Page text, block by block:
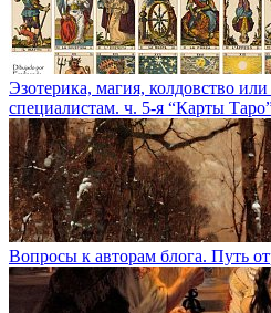
Эзотерика, магия, колдовство
специалистам. ч. 5-я “Карты
Вопросы к авторам блога. Путь